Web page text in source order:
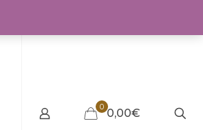
0 0,00€